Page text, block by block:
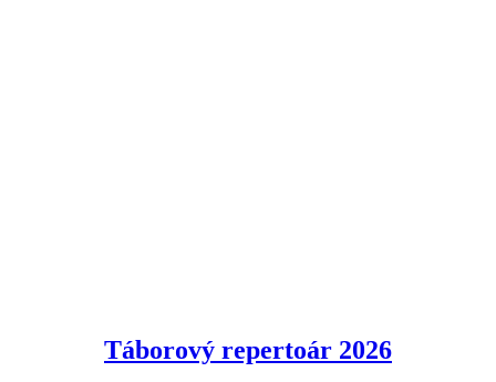
Táborový repertoár 2026